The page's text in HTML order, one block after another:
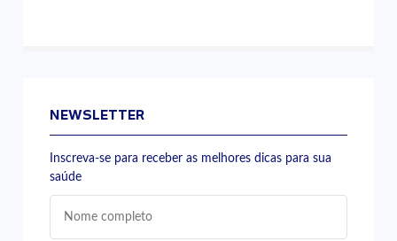
NEWSLETTER
Inscreva-se para receber as melhores dicas para sua
saúde